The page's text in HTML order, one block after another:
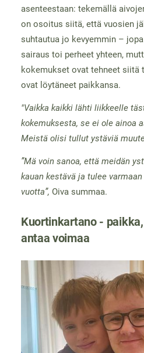
asenteestaan: tekemällä
on osoitus siitä, että vuosien
suhtautua jo kevyemmin –
sairaus toi perheet yhteen,
kokemukset ovat tehneet siitä
ovat löytäneet paikkansa.
"Vaikka kaikki lähti liikkeelle
kokemuksesta, se ei ole ainoa
Meistä olisi tullut ystäviä
”Mä voin sanoa, että meidän
kauan kestävä ja tulee
vuotta”, Oiva summaa.
Kuortinkartano -
antaa voimaa